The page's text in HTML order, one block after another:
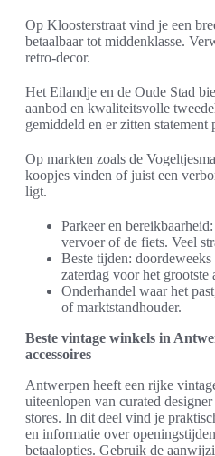
Op Kloosterstraat vind je een
betaalbaar tot middenklasse.
retro-decor.
Het Eilandje en de Oude Stad
aanbod en kwaliteitsvolle
gemiddeld en er zitten statement
Op markten zoals de
koopjes vinden of juist een
ligt.
Parkeer en
vervoer of de fiets. Veel
Beste tijden:
zaterdag voor het grootste
Onderhandel waar het
of marktstandhouder.
Beste vintage winkels in
accessoires
Antwerpen heeft een rijke
uiteenlopen van curated
stores. In dit deel vind je
en informatie over
betaalopties. Gebruik de